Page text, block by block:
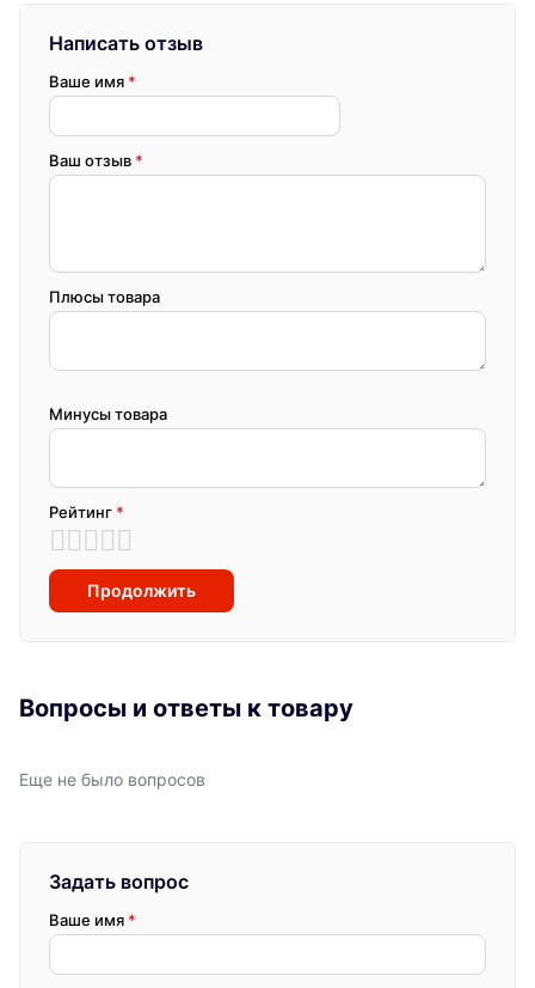
Написать отзыв
Ваше имя *
Ваш отзыв *
Плюсы товара
Минусы товара
Рейтинг *
Продолжить
Вопросы и ответы к товару
Еще не было вопросов
Задать вопрос
Ваше имя *